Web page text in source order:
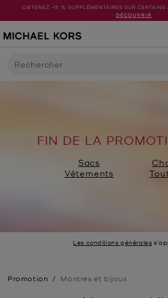
OBTENEZ -15 % SUPPLÉMENTAIRES SUR
DÉCOUVRIR
Rechercher
FIN DE LA
Sacs
Vêtements
Les conditions générales
Promotion / Montres et bijoux